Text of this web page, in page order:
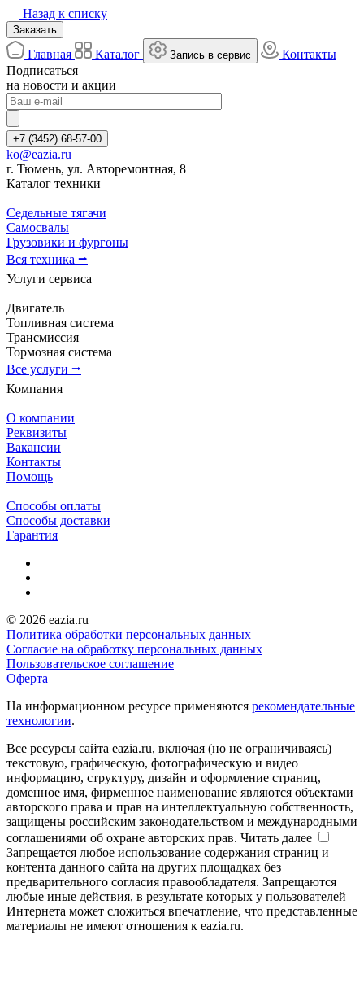
Назад к списку
Заказать
Главная Каталог Запись в сервис
Контакты
Подписаться
на новости и акции
+7 (3452) 68-57-00
ko@eazia.ru
г. Тюмень, ул. Авторемонтная, 8
Каталог техники
Седельные тягачи
Самосвалы
Грузовики и фургоны
Вся техника ⭢
Услуги сервиса
Двигатель
Топливная система
Трансмиссия
Тормозная система
Все услуги ⭢
Компания
О компании
Реквизиты
Вакансии
Контакты
Помощь
Способы оплаты
Способы доставки
Гарантия
© 2026 eazia.ru
Политика обработки персональных данных
Согласие на обработку персональных данных
Пользовательское соглашение
Оферта
На информационном ресурсе применяются рекомендательные
технологии.
Все ресурсы сайта eazia.ru, включая (но не ограничиваясь)
текстовую, графическую, фотографическую и видео
информацию, структуру, дизайн и оформление страниц,
доменное имя, фирменное наименование являются объектами
авторского права и прав на интеллектуальную собственность,
защищены российским законодательством и международными
соглашениями об охране авторских прав. Читать далее
Запрещается любое использование содержания страниц и
контента данного сайта на других площадках без
предварительного согласия правообладателя. Запрещаются
любые иные действия, в результате которых у пользователей
Интернета может сложиться впечатление, что представленные
материалы не имеют отношения к eazia.ru.